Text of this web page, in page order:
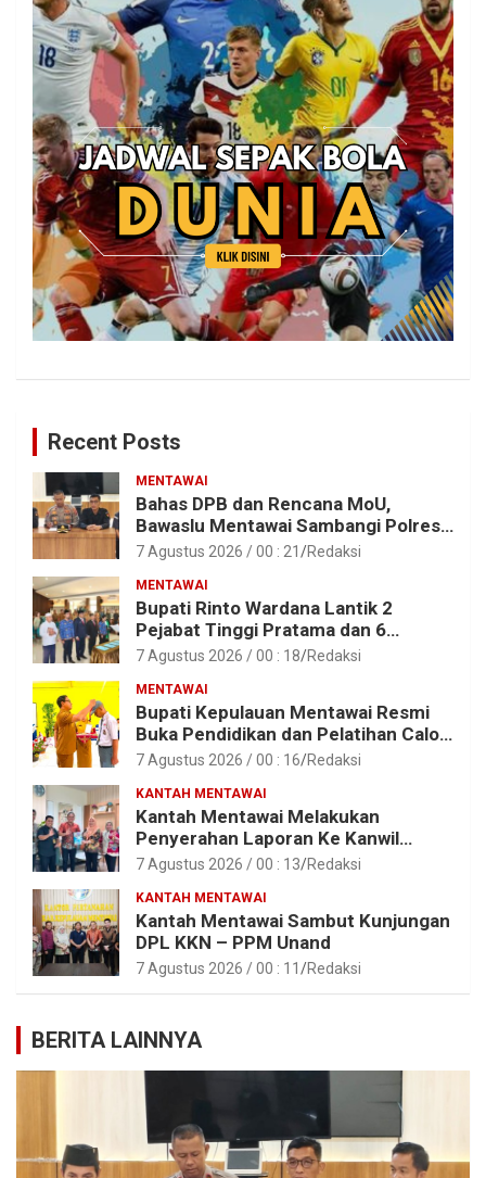
Recent Posts
MENTAWAI
Bahas DPB dan Rencana MoU,
Bawaslu Mentawai Sambangi Polres
Mentawai
7 Agustus 2026 / 00 : 21 Redaksi
MENTAWAI
Bupati Rinto Wardana Lantik 2
Pejabat Tinggi Pratama dan 6
Pejabat Fungsional di Lingkungan
7 Agustus 2026 / 00 : 18 Redaksi
MENTAWAI
Bupati Kepulauan Mentawai Resmi
Buka Pendidikan dan Pelatihan Calon
Paskibraka Tahun 2026
7 Agustus 2026 / 00 : 16 Redaksi
KANTAH MENTAWAI
Kantah Mentawai Melakukan
Penyerahan Laporan Ke Kanwil
Kemen ATR/BPN RI Sumbar
7 Agustus 2026 / 00 : 13 Redaksi
KANTAH MENTAWAI
Kantah Mentawai Sambut Kunjungan
DPL KKN – PPM Unand
7 Agustus 2026 / 00 : 11 Redaksi
BERITA LAINNYA